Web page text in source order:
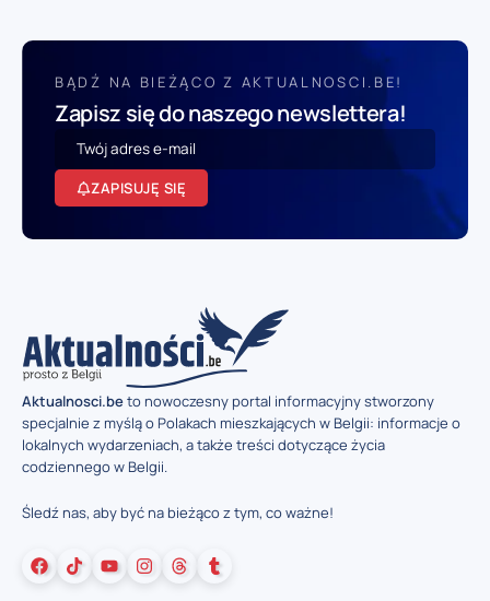
BĄDŹ NA BIEŻĄCO Z AKTUALNOSCI.BE!
Zapisz się do naszego newslettera!
ZAPISUJĘ SIĘ
Aktualnosci.beto nowoczesny portal informacyjny stworzony
specjalnie z myślą o Polakach mieszkających w Belgii: informacje o
lokalnych wydarzeniach, a także treści dotyczące życia
codziennego w Belgii.
Śledź nas, aby być na bieżąco z tym, co ważne!